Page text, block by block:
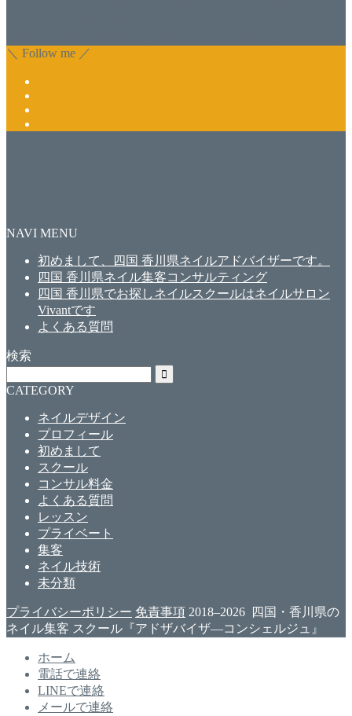
＼ Follow me ／
NAVI MENU
初めまして、四国 香川県ネイルアドバイザーです。
四国 香川県ネイル集客コンサルティング
四国 香川県でお探しネイルスクールはネイルサロン
Vivantです
よくある質問
検索
CATEGORY
ネイルデザイン
プロフィール
初めまして
スクール
コンサル料金
よくある質問
レッスン
プライベート
集客
ネイル技術
未分類
プライバシーポリシー 免責事項 2018–2026 四国・香川県の
ネイル集客 スクール『アドザバイザ―コンシェルジュ』
ホーム
電話で連絡
LINEで連絡
メールで連絡